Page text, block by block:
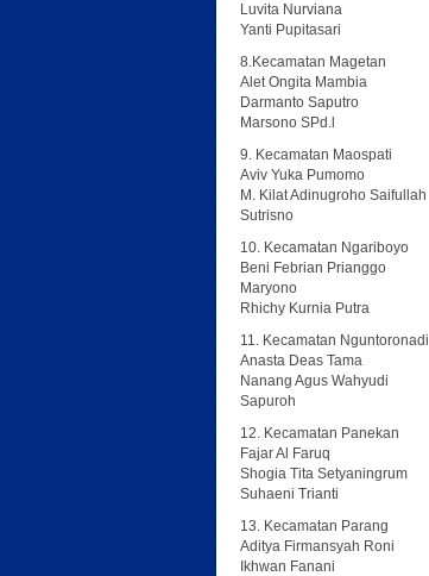
Luvita Nurviana
Yanti Pupitasari
8.Kecamatan Magetan
Alet Ongita Mambia
Darmanto Saputro
Marsono SPd.l
9. Kecamatan Maospati
Aviv Yuka Pumomo
M. Kilat Adinugroho Saifullah
Sutrisno
10. Kecamatan Ngariboyo
Beni Febrian Prianggo
Maryono
Rhichy Kurnia Putra
11. Kecamatan Nguntoronadi
Anasta Deas Tama
Nanang Agus Wahyudi
Sapuroh
12. Kecamatan Panekan
Fajar Al Faruq
Shogia Tita Setyaningrum
Suhaeni Trianti
13. Kecamatan Parang
Aditya Firmansyah Roni
Ikhwan Fanani